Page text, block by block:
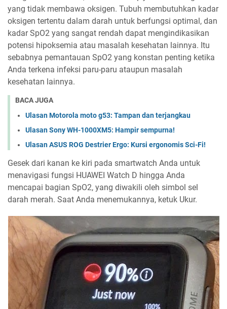
yang tidak membawa oksigen. Tubuh membutuhkan kadar
oksigen tertentu dalam darah untuk berfungsi optimal, dan
kadar SpO2 yang sangat rendah dapat mengindikasikan
potensi hipoksemia atau masalah kesehatan lainnya. Itu
sebabnya pemantauan SpO2 yang konstan penting ketika
Anda terkena infeksi paru-paru ataupun masalah
kesehatan lainnya.
BACA JUGA
Ulasan Motorola moto g53: Tampan dan terjangkau
Ulasan Sony WH-1000XM5: Hampir sempurna!
Ulasan ASUS ROG Destrier Ergo: Kursi ergonomis Sci-Fi!
Gesek dari kanan ke kiri pada smartwatch Anda untuk
menavigasi fungsi HUAWEI Watch D hingga Anda
mencapai bagian SpO2, yang diwakili oleh simbol sel
darah merah. Saat Anda menemukannya, ketuk Ukur.